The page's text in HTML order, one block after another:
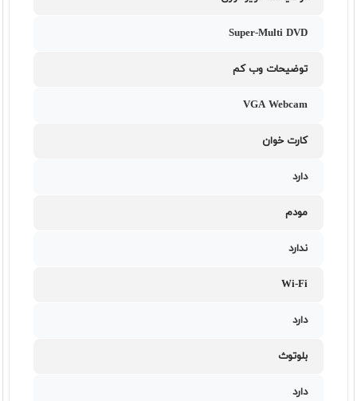
Super-Multi DVD
توضیحات وب کم
VGA Webcam
کارت خوان
دارد
مودم
ندارد
Wi-Fi
دارد
بلوتوث
دارد